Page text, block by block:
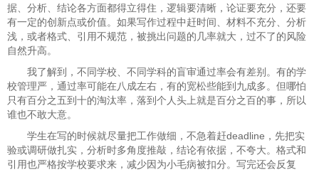
据、分析、结论各方面都得立得住，逻辑要清晰，论证要充分，还要
有一定的创新点或价值。如果写作过程中赶时间、材料不充分、分析
浅，或者格式、引用不规范，被挑出问题的几率就大，过不了的风险
自然升高。
我了解到，不同学校、不同学科的盲审通过率会有差别。有的学
校管理严，通过率可能在八成左右，有的宽松些能到九成多。但哪怕
只有百分之五到十的淘汰率，落到个人头上就是百分之百的事，所以
谁也不敢大意。
学生在写的时候就尽量把工作做细，不急着赶deadline，先把实
验或调研做扎实，分析时多角度推敲，结论有依据，不夸大。格式和
引用也严格按学校要求来，减少因为小毛病被扣分。写完还会反复